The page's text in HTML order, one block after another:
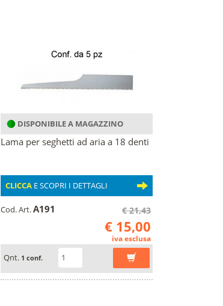
DISPONIBILE A MAGAZZINO
Lama per seghetti ad aria a 18 denti
CLICCA E SCOPRI I DETTAGLI
Cod. Art.A191 € 21,43
€ 15,00
iva esclusa
Qnt. 1 conf.